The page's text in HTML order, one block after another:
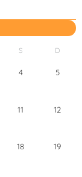
S D
4 5
11 12
18 19